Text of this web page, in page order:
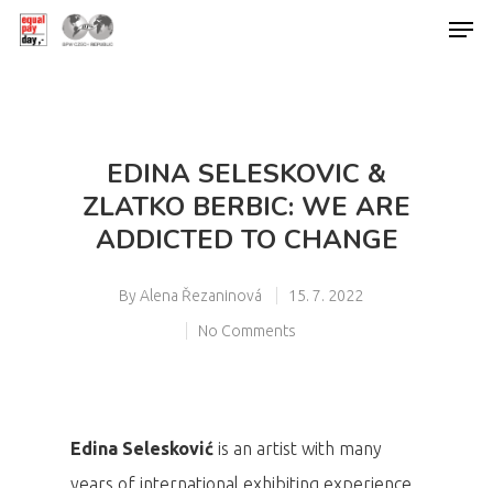
EDINA SELESKOVIC &
ZLATKO BERBIC: WE ARE
ADDICTED TO CHANGE
By Alena Řezaninová
15. 7. 2022
No Comments
Edina Selesković is an artist with many
years of international exhibiting experience